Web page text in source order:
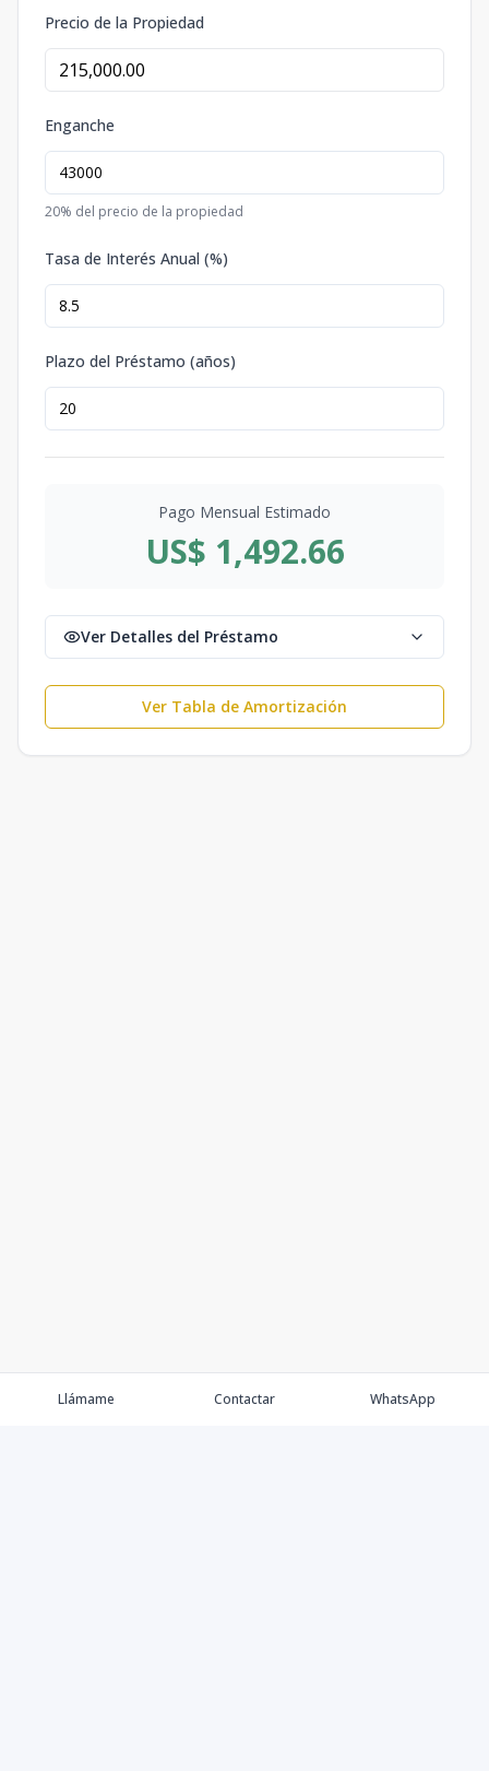
Precio de la Propiedad
Enganche
20% del precio de la propiedad
Tasa de Interés Anual (%)
Plazo del Préstamo (años)
Pago Mensual Estimado
US$ 1,492.66
Ver Detalles del Préstamo
Ver Tabla de Amortización
Llámame Contactar WhatsApp